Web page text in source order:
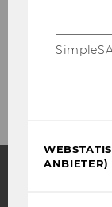
Economic
ANBIETER)